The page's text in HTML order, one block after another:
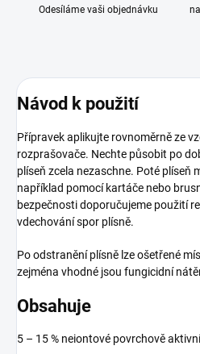
Odesíláme vaši objednávku
Návod k použití
Přípravek aplikujte rovnoměrně ze
rozprašovače. Nechte působit po
plíseň zcela nezaschne. Poté plíseň
například pomocí kartáče nebo
bezpečnosti doporučujeme použití
vdechování spor plísně.
Po odstranění plísně lze ošetřené
zejména vhodné jsou fungicidní
Obsahuje
5 – 15 % neiontové povrchově